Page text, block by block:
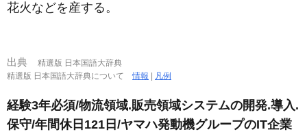
花火などを産する。
出典
精選版 日本国語大辞典
精選版 日本国語大辞典について情報 凡例
経験3年必須/物流領域.販売領域システムの開発.導入.
保守/年間休日121日/ヤマハ発動機グループのIT企業